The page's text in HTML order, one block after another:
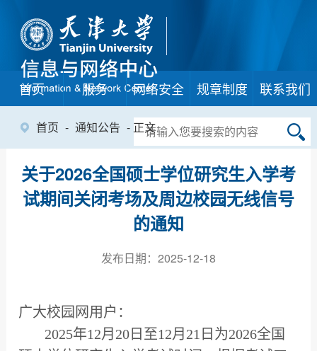
首页 服务 网络安全 规章制度 联系我们
首页 - 通知公告 - 正文
关于2026全国硕士学位研究生入学考
试期间关闭考场及周边校园无线信号
的通知
发布日期：2025-12-18
广大校园网用户：
2025年12月20日至12月21日为2026全国